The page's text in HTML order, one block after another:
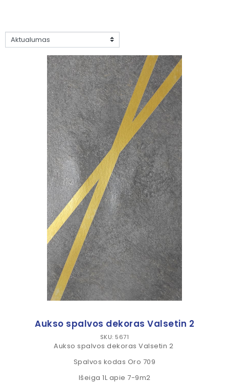
Aukso spalvos dekoras Valsetin 2
SKU: 5671
Aukso spalvos dekoras Valsetin 2
Spalvos kodas Oro 709
Išeiga 1L apie 7-9m2